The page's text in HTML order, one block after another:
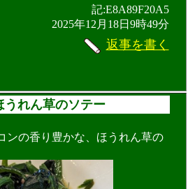
記:E8A89F20A5
2025年12月18日9時49分
返事を書く
うれん草のソテー
ンの香り豊かな、ほうれん草の